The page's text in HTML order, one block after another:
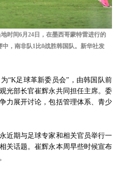
时间6月24日，在墨西哥蒙特雷进行的
，南非队1比0战胜韩国队。新华社发
“K足球革新委员会”，由韩国队前
光部长官崔辉永共同担任主席。委
力展开讨论，包括管理体系、青少
近期与足球专家和相关官员举行一
关话题。崔辉永本周早些时候宣布